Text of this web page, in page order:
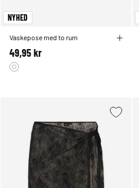
NYHED
Vaskepose med to rum
49,95 kr